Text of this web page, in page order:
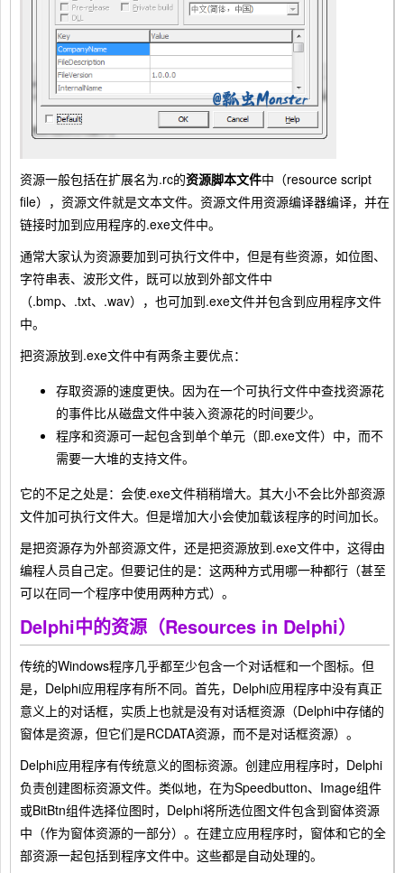
资源一般包括在扩展名为.rc的资源脚本文件中（resource script
file），资源文件就是文本文件。资源文件用资源编译器编译，并在
链接时加到应用程序的.exe文件中。
通常大家认为资源要加到可执行文件中，但是有些资源，如位图、
字符串表、波形文件，既可以放到外部文件中
（.bmp、.txt、.wav），也可加到.exe文件并包含到应用程序文件
中。
把资源放到.exe文件中有两条主要优点：
存取资源的速度更快。因为在一个可执行文件中查找资源花
的事件比从磁盘文件中装入资源花的时间要少。
程序和资源可一起包含到单个单元（即.exe文件）中，而不
需要一大堆的支持文件。
它的不足之处是：会使.exe文件稍稍增大。其大小不会比外部资源
文件加可执行文件大。但是增加大小会使加载该程序的时间加长。
是把资源存为外部资源文件，还是把资源放到.exe文件中，这得由
编程人员自己定。但要记住的是：这两种方式用哪一种都行（甚至
可以在同一个程序中使用两种方式）。
Delphi中的资源（Resources in Delphi）
传统的Windows程序几乎都至少包含一个对话框和一个图标。但
是，Delphi应用程序有所不同。首先，Delphi应用程序中没有真正
意义上的对话框，实质上也就是没有对话框资源（Delphi中存储的
窗体是资源，但它们是RCDATA资源，而不是对话框资源）。
Delphi应用程序有传统意义的图标资源。创建应用程序时，Delphi
负责创建图标资源文件。类似地，在为Speedbutton、Image组件
或BitBtn组件选择位图时，Delphi将所选位图文件包含到窗体资源
中（作为窗体资源的一部分）。在建立应用程序时，窗体和它的全
部资源一起包括到程序文件中。这些都是自动处理的。